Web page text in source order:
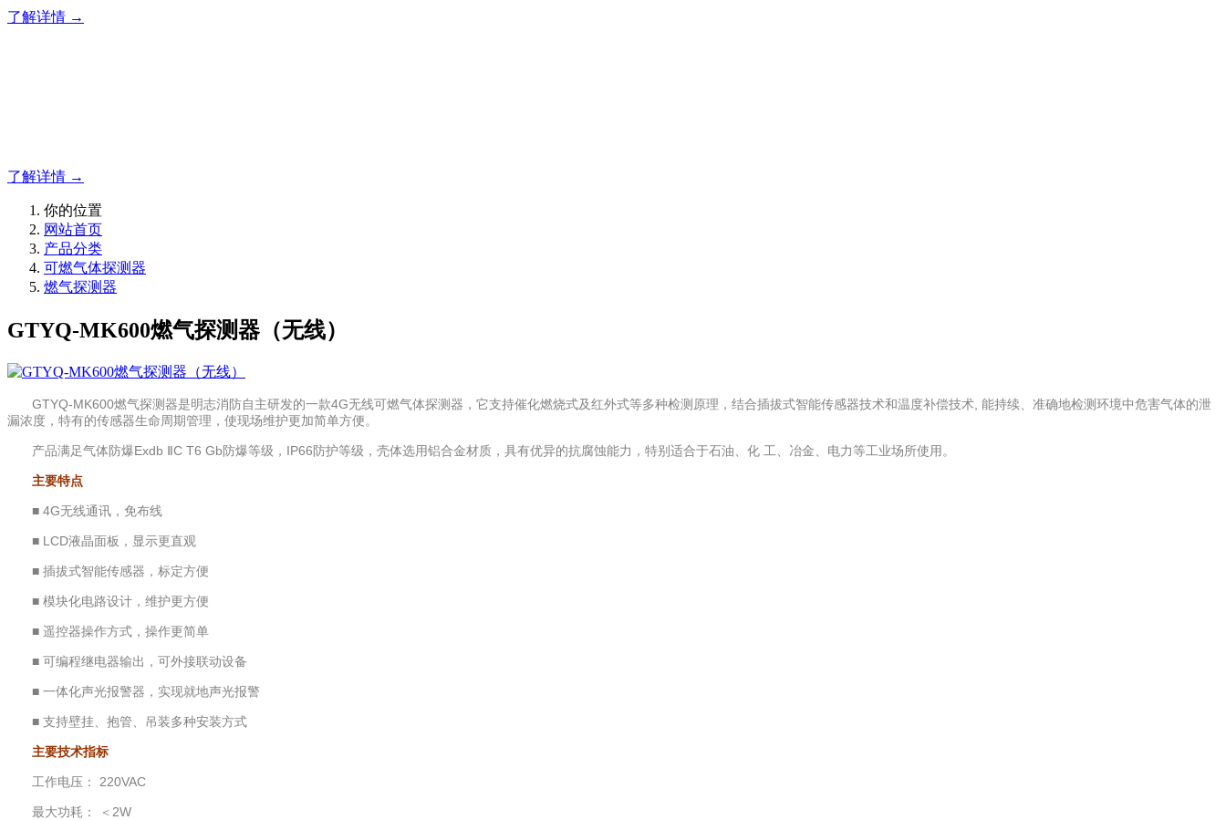
了解详情 →
了解详情 →
你的位置
网站首页
产品分类
可燃气体探测器
燃气探测器
GTYQ-MK600燃气探测器（无线）
GTYQ-MK600燃气探测器是明志消防自主研发的一款4G无线可燃气体探测器，它支持催化燃烧式及红外式等多种检测原理，结合插拔式智能传感器技术和温度补偿技术, 能持续、准确地检测环境中危害气体的泄
漏浓度，特有的传感器生命周期管理，使现场维护更加简单方便。
产品满足气体防爆Exdb ⅡC T6 Gb防爆等级，IP66防护等级，壳体选用铝合金材质，具有优异的抗腐蚀能力，特别适合于石油、化 工、冶金、电力等工业场所使用。
主要特点
■ 4G无线通讯，免布线
■ LCD液晶面板，显示更直观
■ 插拔式智能传感器，标定方便
■ 模块化电路设计，维护更方便
■ 遥控器操作方式，操作更简单
■ 可编程继电器输出，可外接联动设备
■ 一体化声光报警器，实现就地声光报警
■ 支持壁挂、抱管、吊装多种安装方式
主要技术指标
工作电压： 220VAC
最大功耗： ＜2W